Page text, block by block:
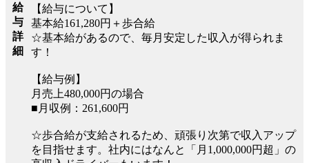
給
与
詳
細
【給与について】
基本給161,280円＋歩合給
☆基本給があるので、毎月安定した収入が得られま
す！
【給与例】
月売上480,000円の場合
■月収例：261,600円
☆歩合給が支給されるため、頑張り次第で収入アップ
を目指せます。社内にはなんと「月1,000,000円超」の